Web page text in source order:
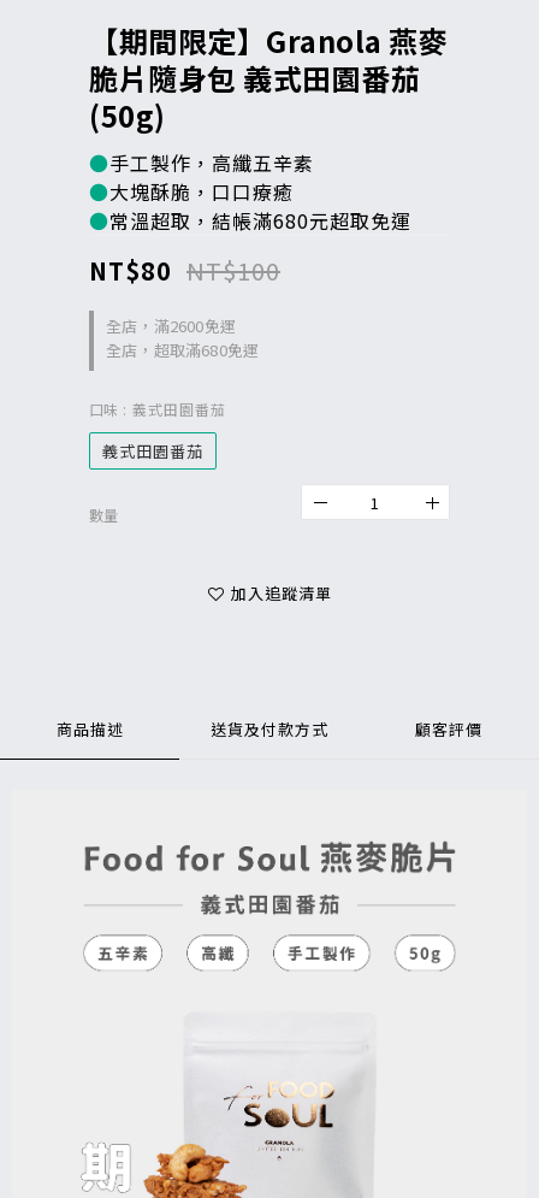
【期間限定】Granola 燕麥
脆片隨身包 義式田園番茄
(50g)
●手工製作，高纖五辛素
●大塊酥脆，口口療癒
●常溫超取，結帳滿680元超取免運
全店，滿2600免運
全店，超取滿680免運
NT$100
NT$80
口味 : 義式田園番茄
義式田園番茄
數量
加入追蹤清單
商品描述 送貨及付款方式 顧客評價